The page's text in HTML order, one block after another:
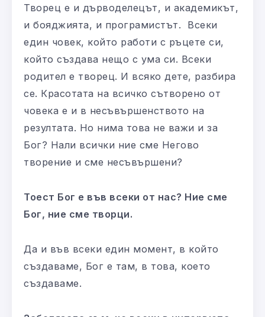
Творец е и дърводелецът, и академикът,
и бояджията, и програмистът. Всеки
един човек, който работи с ръцете си,
който създава нещо с ума си. Всеки
родител е творец. И всяко дете, разбира
се. Красотата на всичко сътворено от
човека е и в несъвършенството на
резултата. Но нима това не важи и за
Бог? Нали всички ние сме Негово
творение и сме несъвършени?
Тоест Бог е във всеки от нас? Ние сме
Бог, ние сме творци.
Да и във всеки един момент, в който
създаваме, Бог е там, в това, което
създаваме.